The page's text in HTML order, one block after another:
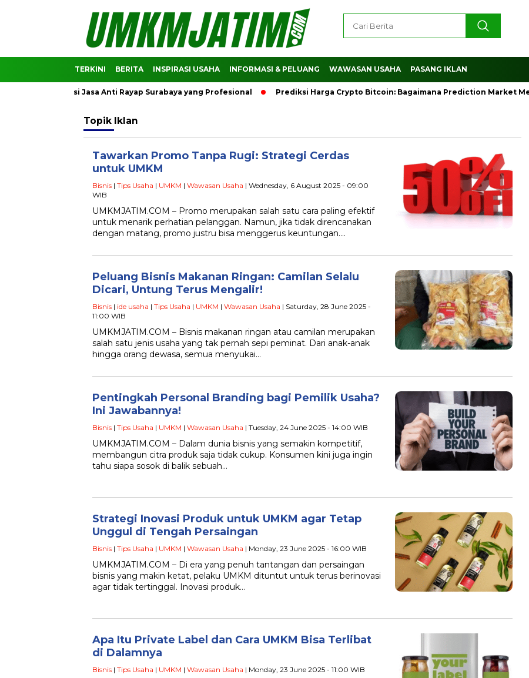
TERKINI BERITA INSPIRASI USAHA INFORMASI & PELUANG WAWASAN USAHA PASANG IKLAN
Jasa Anti Rayap Surabaya yang Profesional Prediksi Harga Crypto Bitcoin: Bagaimana Prediction Market
Topik Iklan
Tawarkan Promo Tanpa Rugi: Strategi Cerdas
untuk UMKM
Bisnis | Tips Usaha | UMKM | Wawasan Usaha | Wednesday, 6 August 2025 - 09:00
WIB
UMKMJATIM.COM – Promo merupakan salah satu cara paling efektif
untuk menarik perhatian pelanggan. Namun, jika tidak direncanakan
dengan matang, promo justru bisa menggerus keuntungan….
Peluang Bisnis Makanan Ringan: Camilan Selalu
Dicari, Untung Terus Mengalir!
Bisnis | ide usaha | Tips Usaha | UMKM | Wawasan Usaha | Saturday, 28 June 2025 -
11:00 WIB
UMKMJATIM.COM – Bisnis makanan ringan atau camilan merupakan
salah satu jenis usaha yang tak pernah sepi peminat. Dari anak-anak
hingga orang dewasa, semua menyukai…
Pentingkah Personal Branding bagi Pemilik Usaha?
Ini Jawabannya!
Bisnis | Tips Usaha | UMKM | Wawasan Usaha | Tuesday, 24 June 2025 - 14:00 WIB
UMKMJATIM.COM – Dalam dunia bisnis yang semakin kompetitif,
membangun citra produk saja tidak cukup. Konsumen kini juga ingin
tahu siapa sosok di balik sebuah…
Strategi Inovasi Produk untuk UMKM agar Tetap
Unggul di Tengah Persaingan
Bisnis | Tips Usaha | UMKM | Wawasan Usaha | Monday, 23 June 2025 - 16:00 WIB
UMKMJATIM.COM – Di era yang penuh tantangan dan persaingan
bisnis yang makin ketat, pelaku UMKM dituntut untuk terus berinovasi
agar tidak tertinggal. Inovasi produk…
Apa Itu Private Label dan Cara UMKM Bisa Terlibat
di Dalamnya
Bisnis | Tips Usaha | UMKM | Wawasan Usaha | Monday, 23 June 2025 - 11:00 WIB